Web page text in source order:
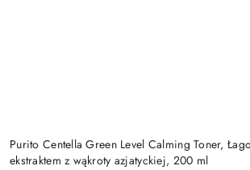
Purito Centella Green Level Calming Toner,
ekstraktem z wąkroty azjatyckiej, 200 ml